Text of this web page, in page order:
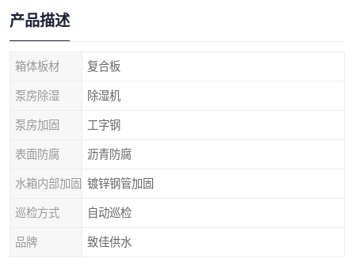
产品描述
箱体板材 复合板
泵房除湿 除湿机
泵房加固 工字钢
表面防腐 沥青防腐
水箱内部加固 镀锌钢管加固
巡检方式 自动巡检
品牌 致佳供水